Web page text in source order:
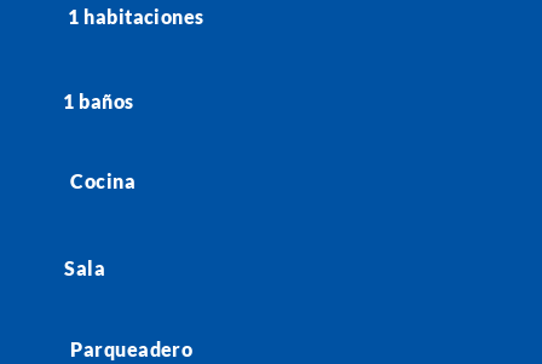
1 habitaciones
1 baños
Cocina
Sala
Parqueadero